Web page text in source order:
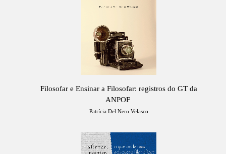
Filosofar e Ensinar a Filosofar: registros do GT da
ANPOF
Patrícia Del Nero Velasco